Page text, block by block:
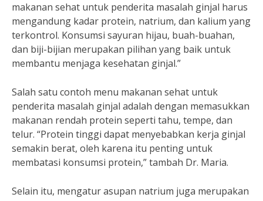
makanan sehat untuk penderita masalah ginjal harus
mengandung kadar protein, natrium, dan kalium yang
terkontrol. Konsumsi sayuran hijau, buah-buahan,
dan biji-bijian merupakan pilihan yang baik untuk
membantu menjaga kesehatan ginjal.”
Salah satu contoh menu makanan sehat untuk
penderita masalah ginjal adalah dengan memasukkan
makanan rendah protein seperti tahu, tempe, dan
telur. “Protein tinggi dapat menyebabkan kerja ginjal
semakin berat, oleh karena itu penting untuk
membatasi konsumsi protein,” tambah Dr. Maria.
Selain itu, mengatur asupan natrium juga merupakan